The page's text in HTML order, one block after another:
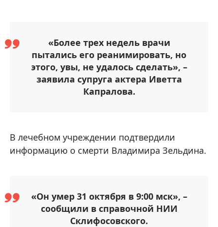
«Более трех недель врачи
пытались его реанимировать, но
этого, увы, не удалось сделать», –
заявила супруга актера Иветта
Капралова.
В лечебном учреждении подтвердили
информацию о смерти Владимира Зельдина.
«Он умер 31 октября в 9:00 мск», –
сообщили в справочной НИИ
Склифосовского.